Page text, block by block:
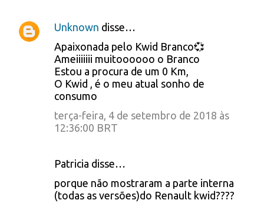
t
Unknown disse…
Apaixonada pelo Kwid Branco💞
Ameiiiiiii muitoooooo o Branco
Estou a procura de um 0 Km,
O Kwid , é o meu atual sonho de
consumo
terça-feira, 4 de setembro de 2018 às
12:36:00 BRT
Patricia disse…
porque não mostraram a parte interna
(todas as versões)do Renault kwid????